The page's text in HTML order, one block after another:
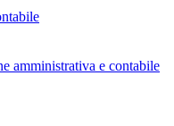
amministrativa e contabile